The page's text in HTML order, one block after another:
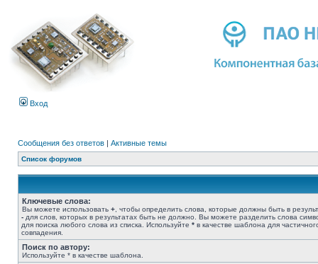
Вход
Сообщения без ответов | Активные темы
Список форумов
Ключевые слова:
Вы можете использовать + , чтобы определить слова, которые должны быть в
- для слов, которых в результатах быть не должно. Вы можете разделить слова
для поиска любого слова из списка. Используйте * в качестве шаблона для
совпадения.
Поиск по автору:
Используйте * в качестве шаблона.